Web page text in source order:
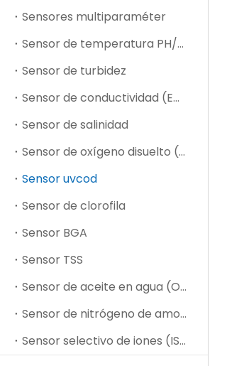
Sensores multiparaméter
Sensor de temperatura PH/ORP
Sensor de turbidez
Sensor de conductividad (EC)
Sensor de salinidad
Sensor de oxígeno disuelto (DO)
Sensor uvcod
Sensor de clorofila
Sensor BGA
Sensor TSS
Sensor de aceite en agua (OIW)
Sensor de nitrógeno de amoníaco compuesto
Sensor selectivo de iones (ISE)
Medidor de mano (SC201-A)